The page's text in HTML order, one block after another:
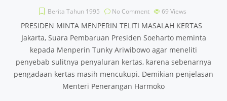
Berita Tahun 1995 No Comment 69 Views
PRESIDEN MINTA MENPERIN TELITI MASALAH KERTAS
Jakarta, Suara Pembaruan Presiden Soeharto meminta
kepada Menperin Tunky Ariwibowo agar meneliti
penyebab sulitnya penyaluran kertas, karena sebenarnya
pengadaan kertas masih mencukupi. Demikian penjelasan
Menteri Penerangan Harmoko